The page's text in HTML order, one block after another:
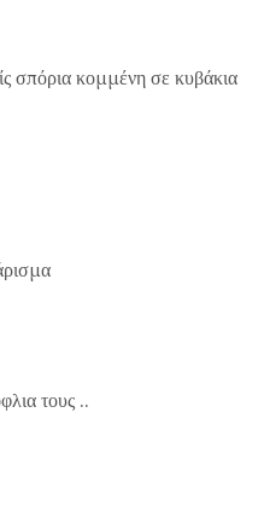
σπόρια κομμένη σε κυβάκια
τους ..